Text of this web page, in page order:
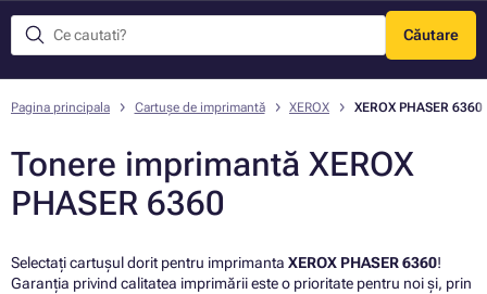
Căutare
Meniu
Pagina principala Cartușe de imprimantă XEROX XEROX PHASER 6360
Tonere imprimantă XEROX
PHASER 6360
Selectați cartușul dorit pentru imprimanta XEROX PHASER 6360!
Garanția privind calitatea imprimării este o prioritate pentru noi și, prin